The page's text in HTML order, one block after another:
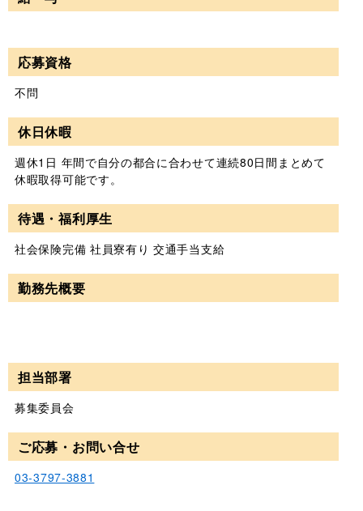
応募資格
不問
休日休暇
週休1日 年間で自分の都合に合わせて連続80日間まとめて
休暇取得可能です。
待遇・福利厚生
社会保険完備 社員寮有り 交通手当支給
勤務先概要
担当部署
募集委員会
ご応募・お問い合せ
03-3797-3881